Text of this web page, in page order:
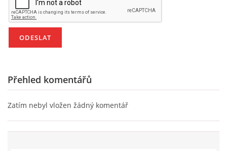
HÁDANKY K TÉMATU JARO, LÉTO, PODZIM,ZIMA
BÁSNĚ K TÉMATU JARO
POHYBOVÉ AKTIVITY NA TÉMA JARO
Přehled komentářů
Zatím nebyl vložen žádný komentář